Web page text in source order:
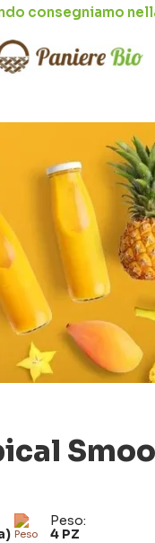
consegniamo
Peso:
4 PZ